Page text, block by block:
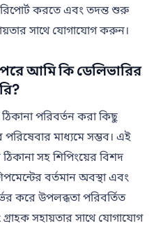
করতে এবং তদন্ত শুরু
সাথে যোগাযোগ করুন।
আমি কি ডেলিভারির
পরিবর্তন করা কিছু
পরিষেবার মাধ্যমে সম্ভব। এই
সহ শিপিংয়ের বিশদ
বর্তমান অবস্থা এবং
করে উপলব্ধতা পরিবর্তিত
সহায়তার সাথে যোগাযোগ